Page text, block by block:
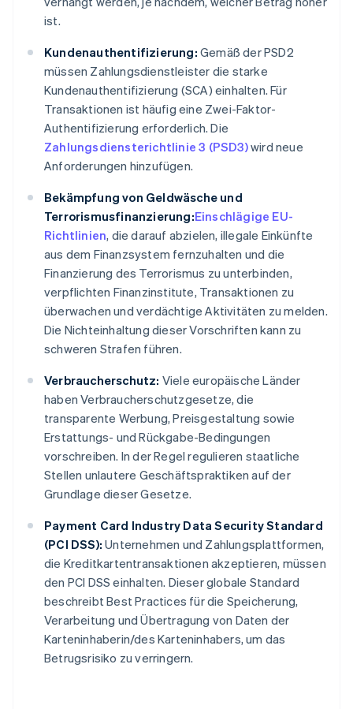
ist.
Kundenauthentifizierung: Gemäß der PSD2
müssen Zahlungsdienstleister die starke
Kundenauthentifizierung (SCA) einhalten. Für
Transaktionen ist häufig eine Zwei-Faktor-
Authentifizierung erforderlich. Die
Zahlungsdiensterichtlinie 3 (PSD3)wird neue
Anforderungen hinzufügen.
Bekämpfung von Geldwäsche und
Terrorismusfinanzierung:Einschlägige EU-
Richtlinien, die darauf abzielen, illegale Einkünfte
aus dem Finanzsystem fernzuhalten und die
Finanzierung des Terrorismus zu unterbinden,
verpflichten Finanzinstitute, Transaktionen zu
überwachen und verdächtige Aktivitäten zu melden.
Die Nichteinhaltung dieser Vorschriften kann zu
schweren Strafen führen.
Verbraucherschutz: Viele europäische Länder
haben Verbraucherschutzgesetze, die
transparente Werbung, Preisgestaltung sowie
Erstattungs- und Rückgabe-Bedingungen
vorschreiben. In der Regel regulieren staatliche
Stellen unlautere Geschäftspraktiken auf der
Grundlage dieser Gesetze.
Payment Card Industry Data Security Standard
(PCI DSS): Unternehmen und Zahlungsplattformen,
die Kreditkartentransaktionen akzeptieren, müssen
den PCI DSS einhalten. Dieser globale Standard
beschreibt Best Practices für die Speicherung,
Verarbeitung und Übertragung von Daten der
Karteninhaberin/des Karteninhabers, um das
Betrugsrisiko zu verringern.